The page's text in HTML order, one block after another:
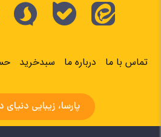
تماس با ما درباره ما سبدخرید
پارسا، زیبایی دنیای